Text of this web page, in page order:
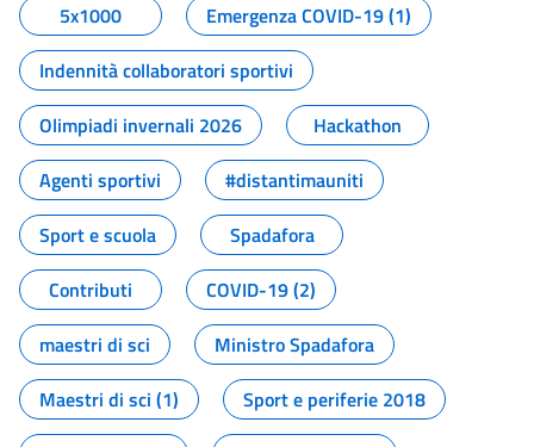
5x1000
Emergenza COVID-19 (1)
Indennità collaboratori sportivi
Olimpiadi invernali 2026
Hackathon
Agenti sportivi
#distantimauniti
Sport e scuola
Spadafora
Contributi
COVID-19 (2)
maestri di sci
Ministro Spadafora
Maestri di sci (1)
Sport e periferie 2018